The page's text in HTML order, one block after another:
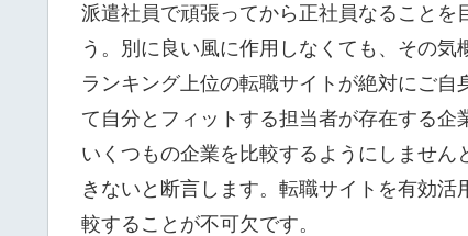
派遣社員で頑張ってから正社員なることを
う。別に良い風に作用しなくても、その気
ランキング上位の転職サイトが絶対にご
て自分とフィットする担当者が存在する企
いくつもの企業を比較するようにしませ
きないと断言します。転職サイトを有効
較することが不可欠です。